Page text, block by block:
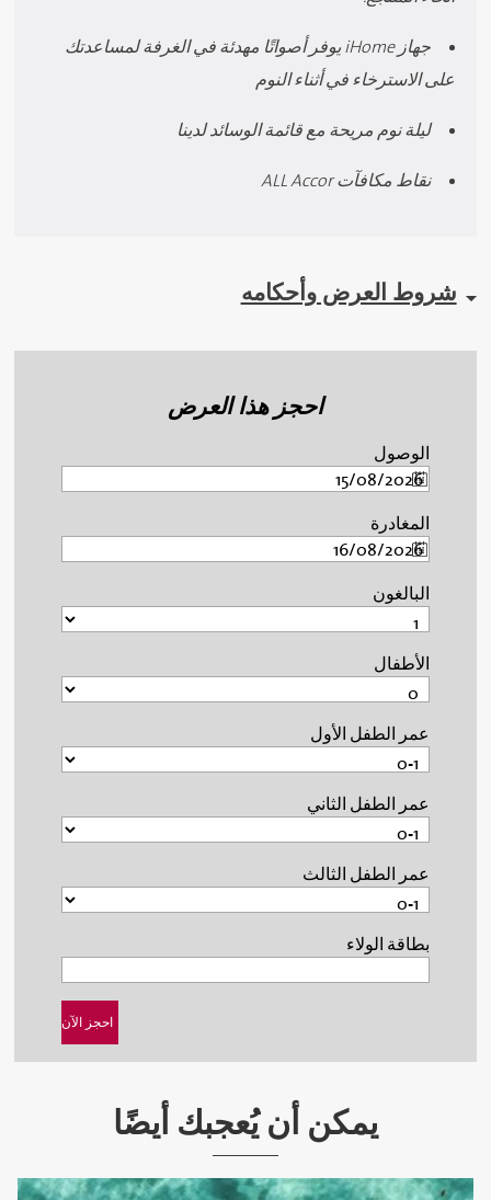
جهاز iHome يوفر أصواتًا مهدئة في الغرفة لمساعدتك
على الاسترخاء في أثناء النوم
ليلة نوم مريحة مع قائمة الوسائد لدينا
نقاط مكافآت ALL Accor
شروط العرض وأحكامه
احجز هذا العرض
الوصول
المغادرة
البالغون
الأطفال
عمر الطفل الأول
عمر الطفل الثاني
عمر الطفل الثالث
بطاقة الولاء
يمكن أن يُعجبك أيضًا